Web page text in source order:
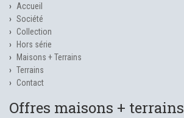
Accueil
Société
Collection
Hors série
Maisons + Terrains
Terrains
Contact
Offres maisons + terrains